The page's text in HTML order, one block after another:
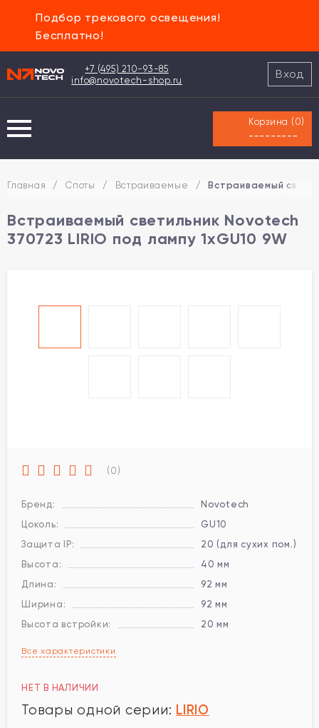
Подбор трекового освещения!
Бесплатно!
+7 (495) 210-93-85
info@novotech-shop.ru
Вход
Корзина ( 0)
---------
Главная / Споты / Встраиваемые / Встраиваемый
Встраиваемый светильник Novotech
370723 LIRIO под лампу 1xGU10 9W
(0)
Бренд:
Novotech
Цоколь:
GU10
Защита IP:
20 (для сухих пом.)
Высота:
40 мм
Длина:
92 мм
Ширина:
92 мм
Высота встройки:
20 мм
Все характеристики
НЕТ В НАЛИЧИИ
Товары одной серии: LIRIO